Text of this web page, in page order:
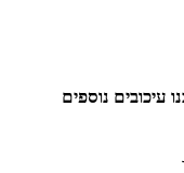
עיכובים נוספים